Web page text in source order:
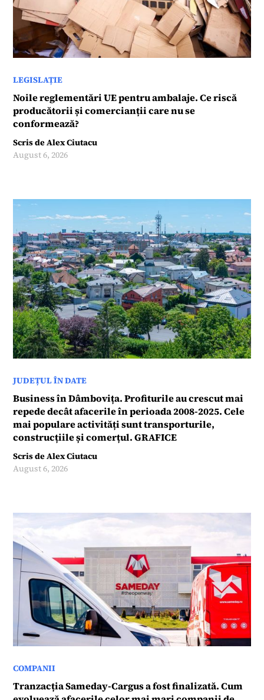
LEGISLAȚIE
Noile reglementări UE pentru ambalaje. Ce riscă
producătorii și comercianții care nu se
conformează?
Scris deAlex Ciutacu
August 6, 2026
JUDEȚUL ÎN DATE
Business în Dâmbovița. Profiturile au crescut mai
repede decât afacerile în perioada 2008-2025. Cele
mai populare activități sunt transporturile,
construcțiile și comerțul. GRAFICE
Scris deAlex Ciutacu
August 6, 2026
COMPANII
Tranzacția Sameday-Cargus a fost finalizată. Cum